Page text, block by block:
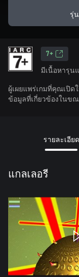
รุ่
7+
มีเนื้อหารุน
ผู้เผยแพร่เกมที่คุณเปิด
ข้อมูลที่เกี่ยวข้องในข
รายละเอียด
แกลเลอรี